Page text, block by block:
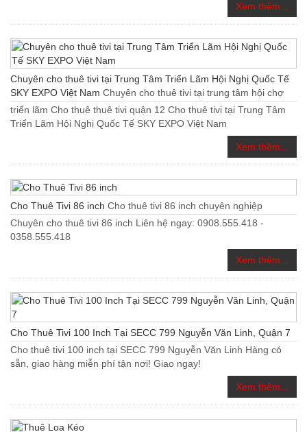
Xem thêm...
Chuyên cho thuê tivi tại Trung Tâm Triển Lãm Hội Nghị Quốc Tế
SKY EXPO Việt Nam Chuyên cho thuê tivi tại trung tâm hội chợ
triển lãm Cho thuê thuê tivi quận 12 Cho thuê tivi tại Trung Tâm
Triển Lãm Hội Nghị Quốc Tế SKY EXPO Việt Nam
Xem thêm...
Cho Thuê Tivi 86 inch Cho thuê tivi 86 inch chuyên nghiệp
Chuyên cho thuê tivi 86 inch Liên hệ ngay: 0908.555.418 -
0358.555.418
Xem thêm...
Cho Thuê Tivi 100 Inch Tại SECC 799 Nguyễn Văn Linh, Quận 7
Cho thuê tivi 100 inch tại SECC 799 Nguyễn Văn Linh Hàng có
sẵn, giao hàng miễn phí tận nơi! Giao ngay!
Xem thêm...